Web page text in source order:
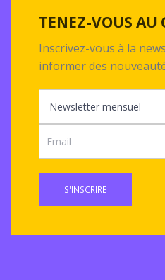
TENEZ-VOUS AU
Inscrivez-vous à la
informer des
S'INSCRIRE